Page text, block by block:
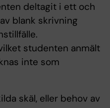
deltagit i ett och
blank skrivning
studenten anmält
inte som
skäl, eller behov av